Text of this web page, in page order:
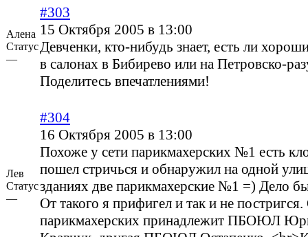
Алена
Статус
—
#303
15 Октября 2005 в 13:00
Девченки, кто-нибудь знает, есть ли
в салонах в Бибирево или на Петровско-
Поделитесь впечатлениями!
Лев
Статус
—
#304
16 Октября 2005 в 13:00
Похоже у сети парикмахерских №1 есть
пошел стричься и обнаружил на одной
зданиях две парикмахерские №1 =) Дело
От такого я прифигел и так и не
парикмахерских принадлежит ПБОЮЛ